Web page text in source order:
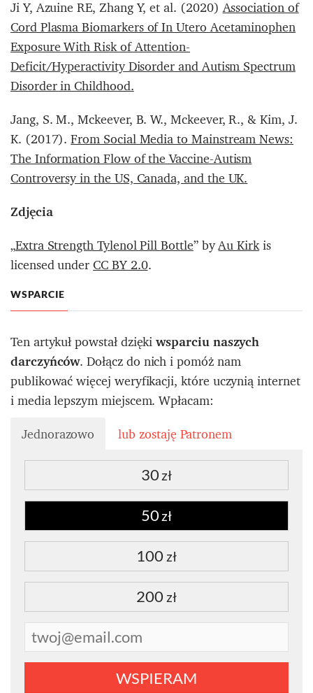
Ji Y,Azuine RE,Zhang Y, et al. (2020)Association of
Cord Plasma Biomarkers of In Utero Acetaminophen
Exposure With Risk of Attention-
Deficit/Hyperactivity Disorder and Autism Spectrum
Disorder in Childhood.
Jang, S. M., Mckeever, B. W., Mckeever, R., & Kim, J.
K. (2017).From Social Media to Mainstream News:
The Information Flow of the Vaccine-Autism
Controversy in the US, Canada, and the UK.
Zdjęcia
„Extra Strength Tylenol Pill Bottle” byAu Kirkis
licensed underCC BY 2.0.
WSPARCIE
Ten artykuł powstał dziękiwsparciu naszych
darczyńców. Dołącz do nich i pomóż nam
publikować więcej weryfikacji, które uczynią internet
i media lepszym miejscem. Wpłacam:
Jednorazowo
lub zostaję Patronem
30 zł
50 zł
100 zł
200 zł
WSPIERAM